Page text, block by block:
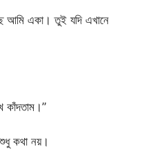
আমি একা। তুই যদি এখানে
কাঁদতাম।”
কথা নয়।